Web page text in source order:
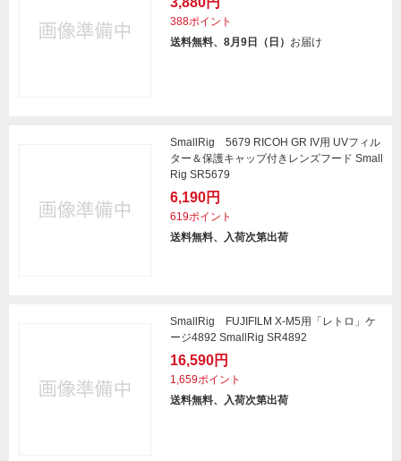
388ポイント
送料無料、8月9日（日） お届け
SmallRig 5679 RICOH GR IV用 UVフィル
ター＆保護キャップ付きレンズフード Small
Rig SR5679
6,190円
619ポイント
送料無料、入荷次第出荷
SmallRig FUJIFILM X-M5用「レトロ」ケ
ージ4892 SmallRig SR4892
16,590円
1,659ポイント
送料無料、入荷次第出荷